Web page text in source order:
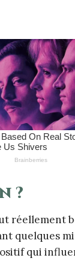
?
réellement
quelques
qui